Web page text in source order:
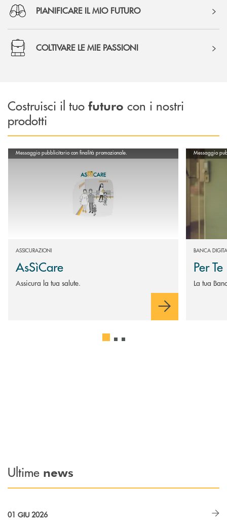
PIANIFICARE IL MIO FUTURO
COLTIVARE LE MIE PASSIONI
Costruisci il tuo futuro con i nostri
prodotti
Scopri di più AsSìCare
Messaggio pubblicitario con finalità promozionale.
ASSICURAZIONI
AsSìCare
Assicura la tua salute.
Scopri di
Messaggio
BANCA
Per
La tua
Ultime news
01 GIU 2026